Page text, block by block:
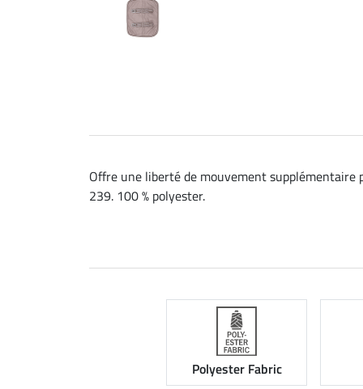
Offre une liberté de mouvement
239. 100 % polyester.
Polyester Fabric